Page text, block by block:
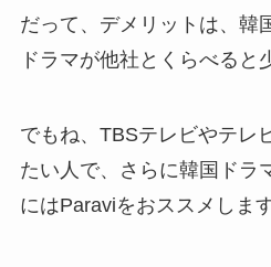
だって、デメリットは、韓
ドラマが他社とくらべると
でもね、TBSテレビやテレ
たい人で、さらに韓国ドラ
にはParaviをおススメします